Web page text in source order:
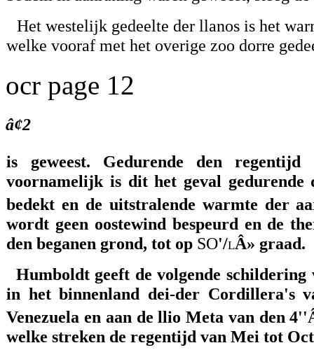
Het westelijk gedeelte der llanos is het
welke vooraf met het overige zoo dorre
ocr page 12
â¢2
is geweest. Gedurende den
voornamelijk is dit het geval gedurende
bedekt en de uitstralende warmte der
wordt geen oostewind bespeurd en de
den beganen grond, tot op SO'/lÂ» graad.
Humboldt geeft de volgende
in het binnenland dei-der Cordillera's
Venezuela en aan de llio Meta van den
welke streken de regentijd van Mei tot